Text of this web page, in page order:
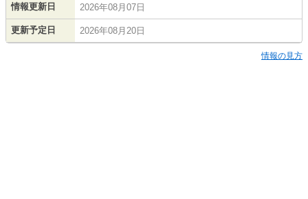
情報更新日 2026年08月07日
更新予定日 2026年08月20日
情報の見方